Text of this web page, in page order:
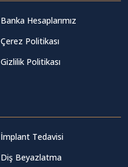
Banka Hesaplarımız
Çerez Politikası
Gizlilik Politikası
İmplant Tedavisi
Diş Beyazlatma